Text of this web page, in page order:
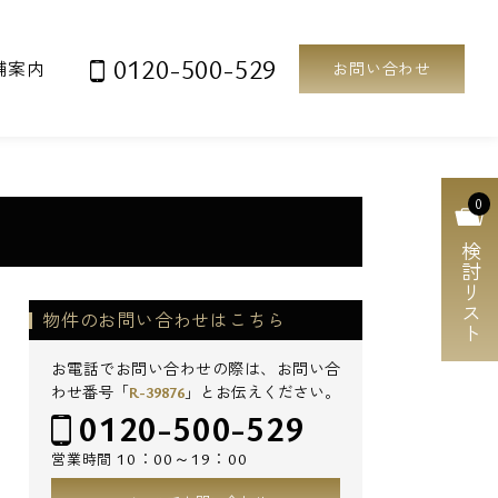
案内 0120-500-529 お問い合わせ
0
検討リスト
物件のお問い合わせはこちら
お電話でお問い合わせの際は、お問い合
わせ番号「R-39876 」とお伝えください。
0120-500-529
営業時間 10：00～19：00